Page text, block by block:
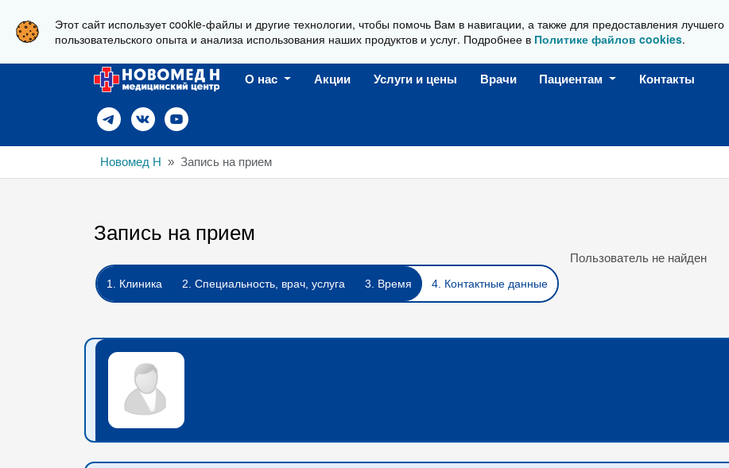
Этот сайт использует cookie-файлы и другие технологии, чтобы помочь Вам в навигации, а также для предоставления лучшего
пользовательского опыта и анализа использования наших продуктов и услуг. Подробнее в Политике файлов cookies.
г. Новороссийск, ул. Пионерская, 23 Ежедневно, с 08:00 до 20:00
О нас Акции Услуги и цены Врачи Пациентам Контакты
Новомед Н Запись на прием
Запись на прием
1. Клиника 2. Специальность, врач, услуга 3. Время 4. Контактные данные
Пользователь не найден